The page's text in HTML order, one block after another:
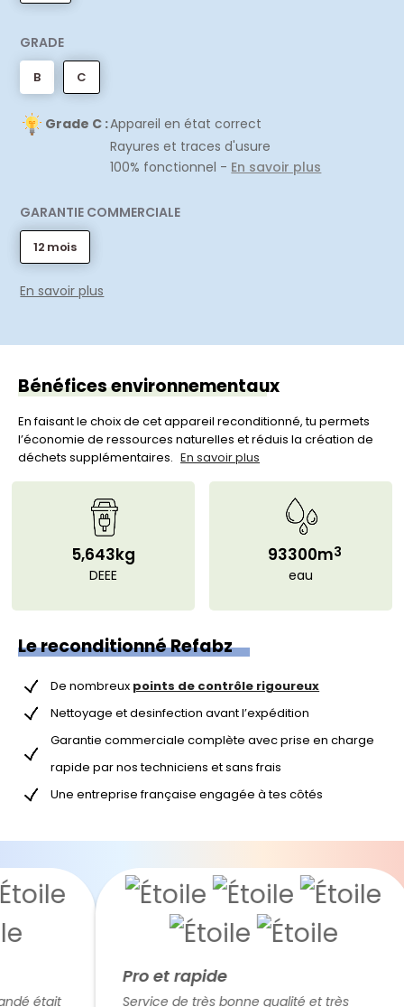
GRADE
B C
Grade C :Appareil en état correct
Rayures et traces d'usure
100% fonctionnel - En savoir plus
GARANTIE COMMERCIALE
12 mois
En savoir plus
Bénéfices environnementaux
En faisant le choix de cet appareil reconditionné, tu permets
l’économie de ressources naturelles et réduis la création de
déchets supplémentaires. En savoir plus
5,643kg
DEEE
93300m3
eau
Le reconditionné Refabz
De nombreux points de contrôle rigoureux
Nettoyage et desinfection avant l’expédition
Garantie commerciale complète avec prise en charge
rapide par nos techniciens et sans frais
Une entreprise française engagée à tes côtés
était
Pro et rapide
Service de très bonne qualité et très